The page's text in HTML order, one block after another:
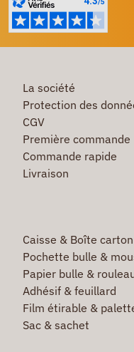
La société
Protection des
CGV
Première commande
Commande rapide
Livraison
Caisse & Boîte carton
Pochette bulle &
Papier bulle &
Adhésif & feuillard
Film étirable &
Sac & sachet